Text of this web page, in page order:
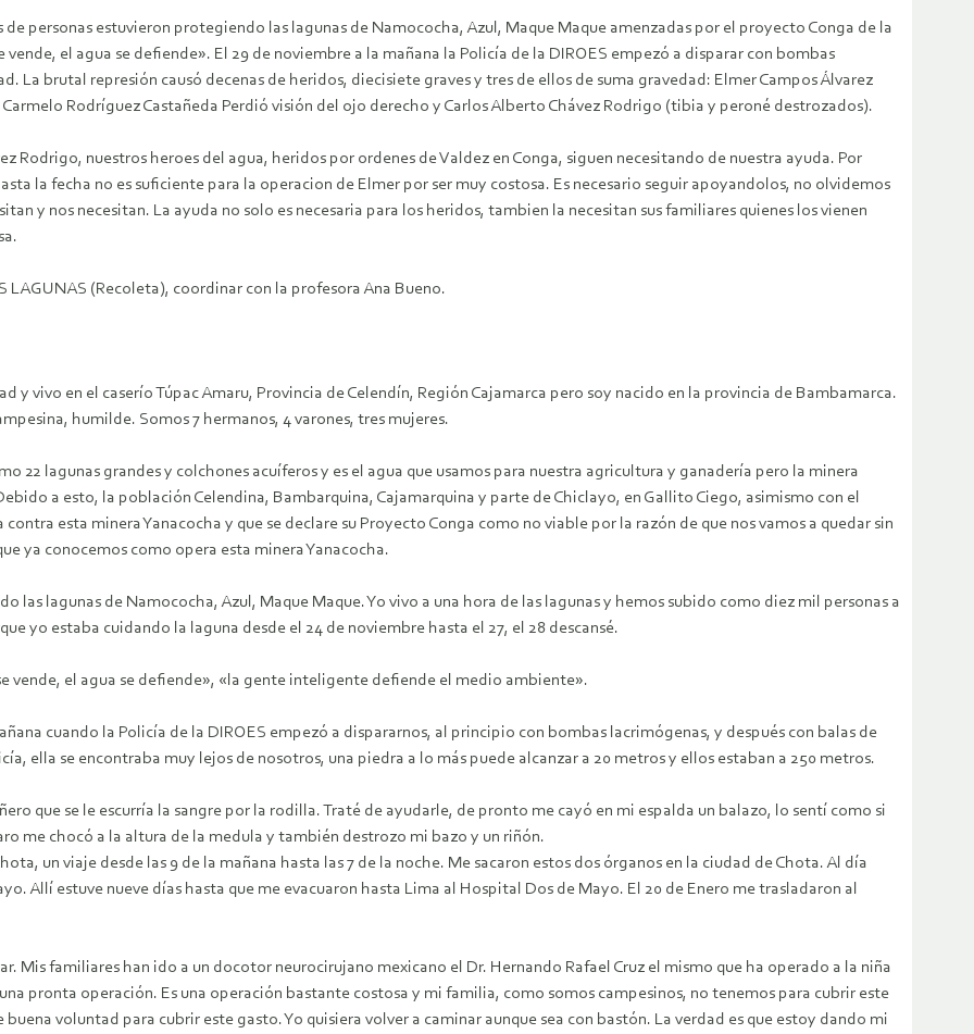
personas estuvieron protegiendo las lagunas de Namococha, Azul, Maque Maque amenzadas por el proyecto Conga de la
vende, el agua se defiende». El 29 de noviembre a la mañana la Policía de la DIROES empezó a disparar con bombas
La brutal represión causó decenas de heridos, diecisiete graves y tres de ellos de suma gravedad: Elmer Campos Álvarez
Rodríguez Castañeda Perdió visión del ojo derecho y Carlos Alberto Chávez Rodrigo (tibia y peroné destrozados).
Rodrigo, nuestros heroes del agua, heridos por ordenes de Valdez en Conga, siguen necesitando de nuestra ayuda. Por
la fecha no es suficiente para la operacion de Elmer por ser muy costosa. Es necesario seguir apoyandolos, no olvidemos
y nos necesitan. La ayuda no solo es necesaria para los heridos, tambien la necesitan sus familiares quienes los vienen
LAGUNAS (Recoleta), coordinar con la profesora Ana Bueno.
y vivo en el caserío Túpac Amaru, Provincia de Celendín, Región Cajamarca pero soy nacido en la provincia de Bambamarca.
humilde. Somos 7 hermanos, 4 varones, tres mujeres.
22 lagunas grandes y colchones acuíferos y es el agua que usamos para nuestra agricultura y ganadería pero la minera
a esto, la población Celendina, Bambarquina, Cajamarquina y parte de Chiclayo, en Gallito Ciego, asimismo con el
esta minera Yanacocha y que se declare su Proyecto Conga como no viable por la razón de que nos vamos a quedar sin
ya conocemos como opera esta minera Yanacocha.
las lagunas de Namococha, Azul, Maque Maque. Yo vivo a una hora de las lagunas y hemos subido como diez mil personas a
yo estaba cuidando la laguna desde el 24 de noviembre hasta el 27, el 28 descansé.
vende, el agua se defiende», «la gente inteligente defiende el medio ambiente».
cuando la Policía de la DIROES empezó a dispararnos, al principio con bombas lacrimógenas, y después con balas de
ella se encontraba muy lejos de nosotros, una piedra a lo más puede alcanzar a 20 metros y ellos estaban a 250 metros.
que se le escurría la sangre por la rodilla. Traté de ayudarle, de pronto me cayó en mi espalda un balazo, lo sentí como si
me chocó a la altura de la medula y también destrozo mi bazo y un riñón.
un viaje desde las 9 de la mañana hasta las 7 de la noche. Me sacaron estos dos órganos en la ciudad de Chota. Al día
Allí estuve nueve días hasta que me evacuaron hasta Lima al Hospital Dos de Mayo. El 20 de Enero me trasladaron al
Mis familiares han ido a un docotor neurocirujano mexicano el Dr. Hernando Rafael Cruz el mismo que ha operado a la niña
pronta operación. Es una operación bastante costosa y mi familia, como somos campesinos, no tenemos para cubrir este
voluntad para cubrir este gasto. Yo quisiera volver a caminar aunque sea con bastón. La verdad es que estoy dando mi